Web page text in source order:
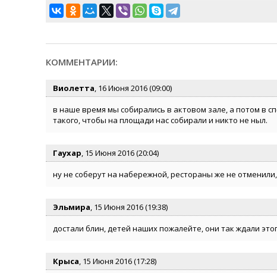
КОММЕНТАРИИ:
Виолетта , 16 Июня 2016 (09:00)
в наше время мы собирались в актовом зале, а потом в
такого, чтобы на площади нас собирали и никто не ныл.
Гаухар , 15 Июня 2016 (20:04)
ну не соберут на набережной, рестораны же не
Эльмира , 15 Июня 2016 (19:38)
достали блин, детей наших пожалейте, они так ждали
Крыса , 15 Июня 2016 (17:28)